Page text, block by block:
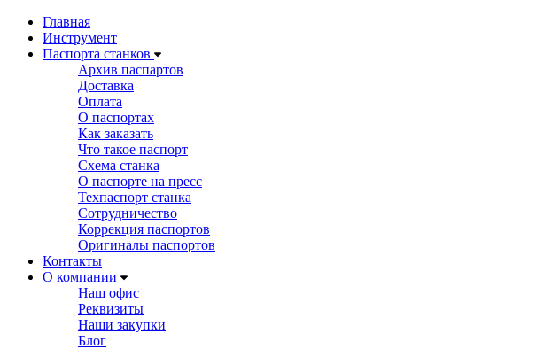
Главная
Инструмент
Паспорта станков
Архив паспартов
Доставка
Оплата
О паспортах
Как заказать
Что такое паспорт
Схема станка
О паспорте на пресс
Техпаспорт станка
Сотрудничество
Коррекция паспортов
Оригиналы паспортов
Контакты
О компании
Наш офис
Реквизиты
Наши закупки
Блог